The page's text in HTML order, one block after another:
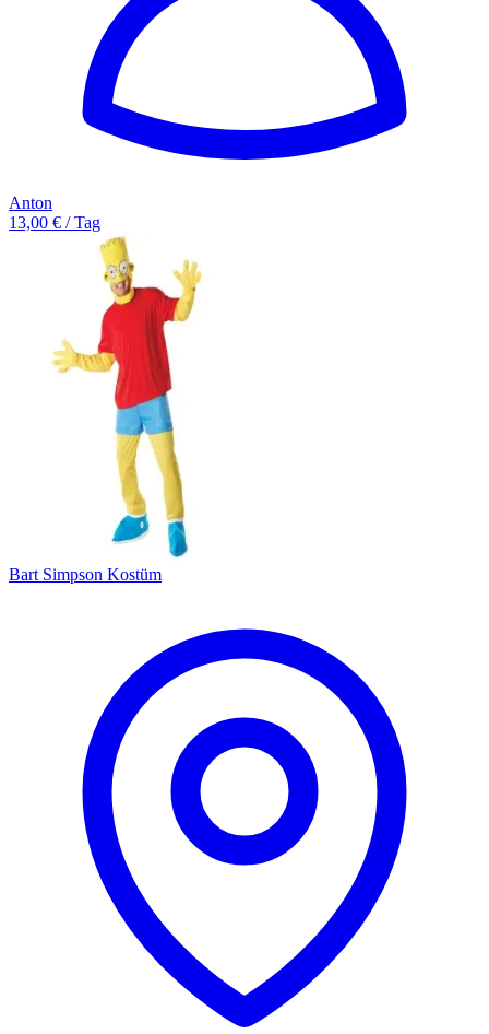
Anton
13,00 € / Tag
Bart Simpson Kostüm